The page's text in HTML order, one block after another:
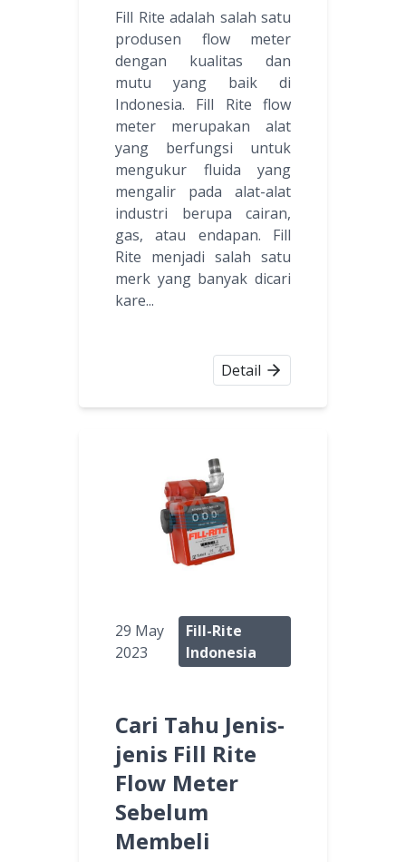
Fill Rite adalah salah satu
produsen flow meter
dengan kualitas dan
mutu yang baik di
Indonesia. Fill Rite flow
meter merupakan alat
yang berfungsi untuk
mengukur fluida yang
mengalir pada alat-alat
industri berupa cairan,
gas, atau endapan. Fill
Rite menjadi salah satu
merk yang banyak dicari
kare...
Detail
29 May
2023
Fill-Rite
Indonesia
Cari Tahu Jenis-
jenis Fill Rite
Flow Meter
Sebelum
Membeli